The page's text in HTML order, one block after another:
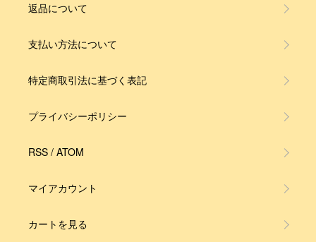
返品について
支払い方法について
特定商取引法に基づく表記
プライバシーポリシー
RSS / ATOM
マイアカウント
カートを見る